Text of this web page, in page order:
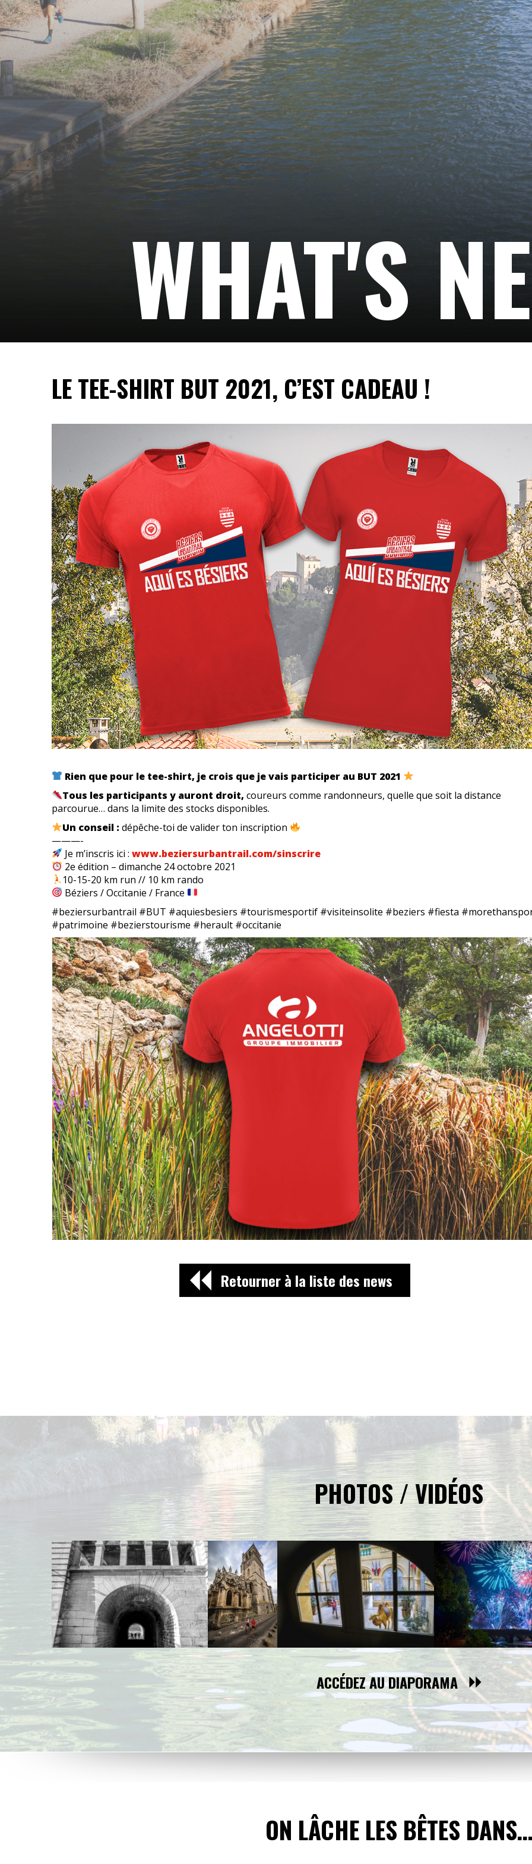
Suivez-nous…
WHAT'S
LE TEE-SHIRT BUT 2021, C’EST CADEAU !
Rien que pour le tee-shirt, je crois que je vais participer au BUT 2021
Tous les participants y auront droit, coureurs comme randonneurs, quelle que soit la distance
parcourue… dans la limite des stocks disponibles.
Un conseil :dépêche-toi de valider ton inscription
———-
Je m’inscris ici :www.beziersurbantrail.com/sinscrire
2e édition – dimanche 24 octobre 2021
10-15-20 km run // 10 km rando
Béziers / Occitanie / France
#beziersurbantrail #BUT #aquiesbesiers #tourismesportif #visiteinsolite #beziers #fiesta
#patrimoine #bezierstourisme #herault #occitanie
Retourner à la liste des news
PHOTOS / VIDÉOS
ACCÉDEZ AU DIAPORAMA
ON LÂCHE LES BÊTES